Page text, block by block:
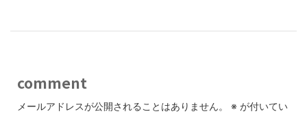
comment
メールアドレスが公開されることはありません。 ※ が付いてい